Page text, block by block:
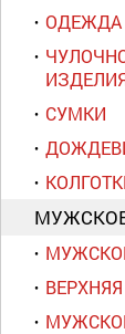
ОДЕЖДА
СУМКИ